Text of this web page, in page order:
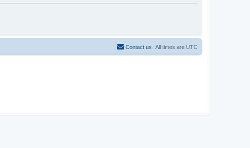
All times are UTC
Contact us